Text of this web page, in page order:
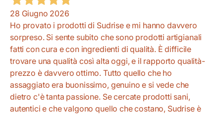
28 Giugno 2026
Ho provato i prodotti di Sudrise e mi hanno davvero
sorpreso. Si sente subito che sono prodotti artigianali
fatti con cura e con ingredienti di qualità. È difficile
trovare una qualità così alta oggi, e il rapporto qualità-
prezzo è davvero ottimo. Tutto quello che ho
assaggiato era buonissimo, genuino e si vede che
dietro c'è tanta passione. Se cercate prodotti sani,
autentici e che valgono quello che costano, Sudrise è